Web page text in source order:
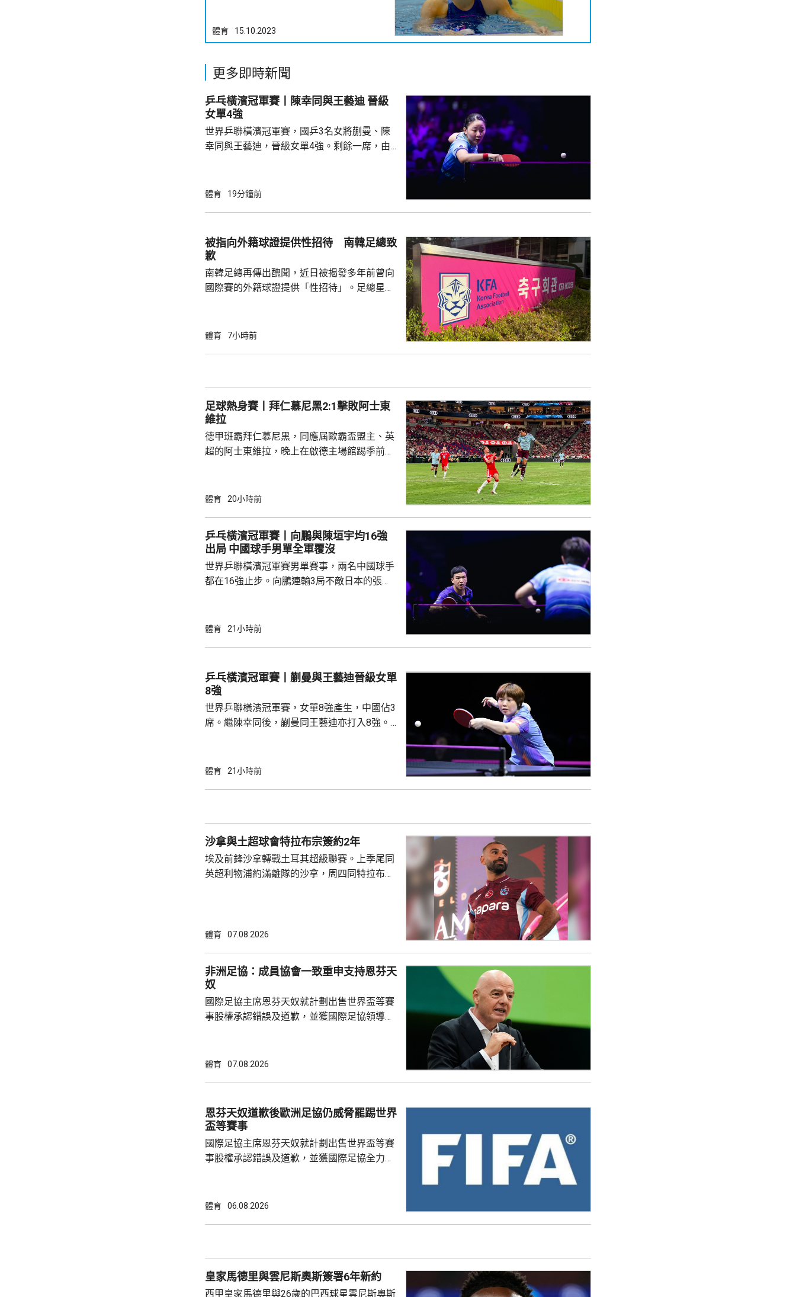
體育 15.10.2023
更多即時新聞
乒乓橫濱冠軍賽丨陳幸同與王藝迪 晉級
女單4強
世界乒聯橫濱冠軍賽，國乒3名女將蒯曼、陳
幸同與王藝迪，晉級女單4強。剩餘一席，由
進入狀態，連贏3局11:7、11:8及11:4；早田希
局。 張本美和在晚上的另一場8強賽，對戰南
韓一姐申裕斌，同樣以4:1勝出，在4強將會
體育 19分鐘前
被指向外籍球證提供性招待 南韓足總致
歉
南韓足總再傳出醜聞，近日被揭發多年前曾向
國際賽的外籍球證提供「性招待」。足總星期
革，保證加強組織內部的透明度和誠信，以滿
俗場所，向十多名外籍球證提供「性招待」，
每人涉及的費用由數十萬至近百萬韓...
體育 7小時前
足球熱身賽丨拜仁慕尼黑2:1擊敗阿士東
維拉
德甲班霸拜仁慕尼黑，同應屆歐霸盃盟主、英
超的阿士東維拉，晚上在啟德主場館踢季前熱
射，貼柱出底線，之後阿歷山大柏夫洛域在禁
路開出罰球，由南韓後衛金玟哉頂入，打破僵
局。維拉上半場未見具威脅的組織及攻門。 下
半場初段，維拉曾有一次罰球，但...
體育 20小時前
乒乓橫濱冠軍賽丨向鵬與陳垣宇均16強
出局 中國球手男單全軍覆沒
世界乒聯橫濱冠軍賽男單賽事，兩名中國球手
都在16強止步。向鵬連輸3局不敵日本的張本
球手，全軍覆沒。 法國的艾歷斯勒布倫，先失
局數3:1戰勝美國的賈哈，8強對手是南韓的吳
晙誠。至於張禹珍就會硬撼頭號種子松島輝
體育 21小時前
乒乓橫濱冠軍賽丨蒯曼與王藝迪晉級女單
8強
世界乒聯橫濱冠軍賽，女單8強產生，中國佔3
席。繼陳幸同後，蒯曼同王藝迪亦打入8強。
11:6，將與日本的早日希娜爭入4強。早日希
贏11:8、11:5及11:8反勝，8強會遇...
體育 21小時前
沙拿與土超球會特拉布宗簽約2年
埃及前鋒沙拿轉戰土耳其超級聯賽。上季尾同
英超利物浦約滿離隊的沙拿，周四同特拉布宗
加盟是希望為特拉布宗奪取錦標及榮譽。 特拉
另加每個球季的附加獎金。
體育 07.08.2026
非洲足協：成員協會一致重申支持恩芬天
奴
國際足協主席恩芬天奴就計劃出售世界盃等賽
事股權承認錯誤及道歉，並獲國際足協領導層
非洲足球的支持。主席莫特塞佩表示，歡迎國
態，與歐洲足協的立場完全不同。歐洲足協重
申，對恩芬天奴擔任國際足協主席已失去信
心，只要他繼續留任，將抵制未來的世界盃...
體育 07.08.2026
恩芬天奴道歉後歐洲足協仍威脅罷踢世界
盃等賽事
國際足協主席恩芬天奴就計劃出售世界盃等賽
事股權承認錯誤及道歉，並獲國際足協全力支
確條件，第一是撤回出售賽事股權的提議，第
足球員協會則指責恩芬天奴嚴重濫用職權。
體育 06.08.2026
皇家馬德里與雲尼斯奧斯簽署6年新約
西甲皇家馬德里與26歲的巴西球星雲尼斯奧斯